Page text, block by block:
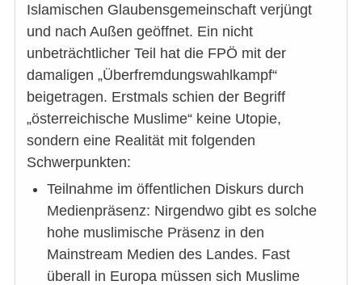
Islamischen Glaubensgemeinschaft verjüngt
und nach Außen geöffnet. Ein nicht
unbeträchtlicher Teil hat die FPÖ mit der
damaligen „Überfremdungswahlkampf“
beigetragen. Erstmals schien der Begriff
„österreichische Muslime“ keine Utopie,
sondern eine Realität mit folgenden
Schwerpunkten:
Teilnahme im öffentlichen Diskurs durch
Medienpräsenz: Nirgendwo gibt es solche
hohe muslimische Präsenz in den
Mainstream Medien des Landes. Fast
überall in Europa müssen sich Muslime